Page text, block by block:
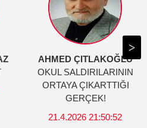
AHMED ÇITLAKOĞLU
OKUL SALDIRILARININ
ORTAYA ÇIKARTTIĞI
GERÇEK!
21.4.2026 21:50:52